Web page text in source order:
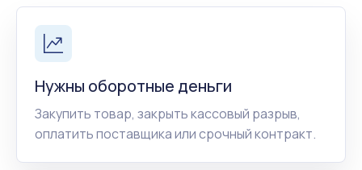
Нужны оборотные деньги
Закупить товар, закрыть кассовый разрыв,
оплатить поставщика или срочный контракт.